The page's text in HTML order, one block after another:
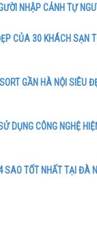
CATHAY PACIFIC
VEN BIỂN– SEOUL –
NHẬP CẢNH TỰ
CỦA 30 KHÁCH SẠN
GẦN HÀ NỘI SIÊU
DỤNG CÔNG NGHỆ
SAO TỐT NHẤT TẠI ĐÀ